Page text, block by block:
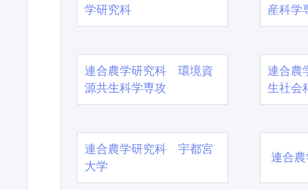
学研究科
産科学
連合農学研究科 環境資
源共生科学専攻
連合農
生社会
連合農学研究科 宇都宮
大学
連合